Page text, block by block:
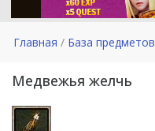
Главная База предметов
Медвежья желчь